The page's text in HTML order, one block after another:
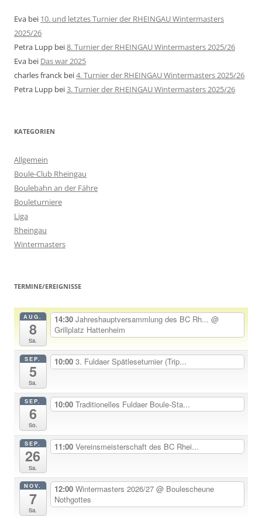
Eva bei 10. und letztes Turnier der RHEINGAU Wintermasters
2025/26
Petra Lupp bei8. Turnier der RHEINGAU Wintermasters 2025/26
Eva bei Das war 2025
charles franck bei4. Turnier der RHEINGAU Wintermasters 2025/26
Petra Lupp bei3. Turnier der RHEINGAU Wintermasters 2025/26
KATEGORIEN
Allgemein
Boule-Club Rheingau
Boulebahn an der Fähre
Bouleturniere
Liga
Rheingau
Wintermasters
TERMINE/EREIGNISSE
AUG.
8
Sa.
14:30 Jahreshauptversammlung des BC Rh... @
Grillplatz Hattenheim
SEP.
5
Sa.
10:00 3. Fuldaer Spätleseturnier (Trip...
SEP.
6
So.
10:00 Traditionelles Fuldaer Boule-Sta...
SEP.
26
Sa.
11:00 Vereinsmeisterschaft des BC Rhei...
NOV.
7
Sa.
12:00 Wintermasters 2026/27 @ Boulescheune
Nothgottes